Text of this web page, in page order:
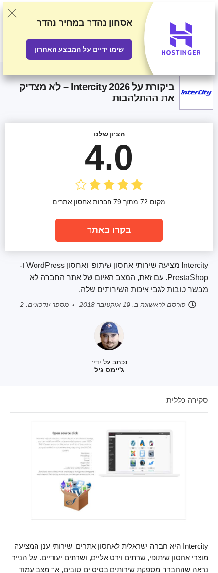
אנו מדרגים ספקים על סמך בדיקות ומחקר קפדניים, אך גם לוקחים בחשבון את
המשוב שלכם ואת ההסכמים המסחריים שיש לנו עם ספקים. עמוד זה מכיל
קישורים לשותפים.
גילוי נאות פרסומי
ביקורת על Intercity 2026 – לא מצדיק
את ההתלהבות
נכתב על ידי:
ג'יימס גיל
Intercity מציעה שירותי אחסון שיתופי ואחסון WordPress ו-
PrestaShop. עם זאת, המצב האיום של אתר החברה לא
מבשר טובות לגבי איכות השירותים שלה.
פורסם לראשונה ב: 19 אוקטובר 2018 מספר עדכונים: 2
הציון שלנו
4.0
מקום 72 מתוך 79 חברות אחסון אתרים
בקרו באתר
סקירה כללית
Intercity היא חברה ישראלית לאחסון אתרים ושירותי ענן המציעה
מוצרי אחסון שיתופי, שרתים וירטואליים, ושרתים יעודיים. על הנייר
נראה שהחברה מספקת שירותים בסיסיים טובים, אך מצב עמוד
אסחון נהדר במחיר נהדר
שימו ידיים על המבצע האחרון